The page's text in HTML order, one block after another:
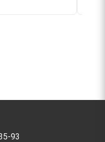
93